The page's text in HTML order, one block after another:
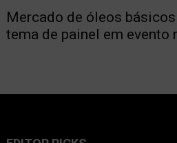
Mercado de óleos básicos
tema de painel em evento